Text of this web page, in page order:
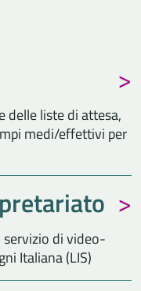
delle liste di attesa,
medi/effettivi per
servizio di video-
Italiana (LIS)